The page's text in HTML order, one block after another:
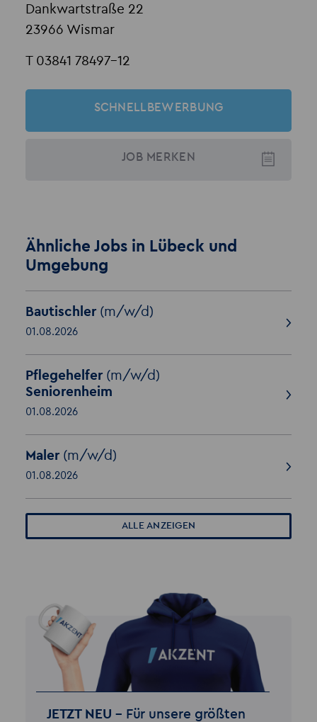
Dankwartstraße 22
23966 Wismar
T 03841 78497-12
SCHNELLBEWERBUNG
JOB MERKEN
Ähnliche Jobs in Lübeck und
Umgebung
Bautischler (m/w/d)
01.08.2026
Pflegehelfer (m/w/d)
Seniorenheim
01.08.2026
Maler (m/w/d)
01.08.2026
ALLE ANZEIGEN
JETZT NEU – Für unsere größten